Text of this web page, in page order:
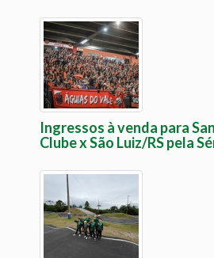
Ingressos à venda para
Clube x São Luiz/RS pela